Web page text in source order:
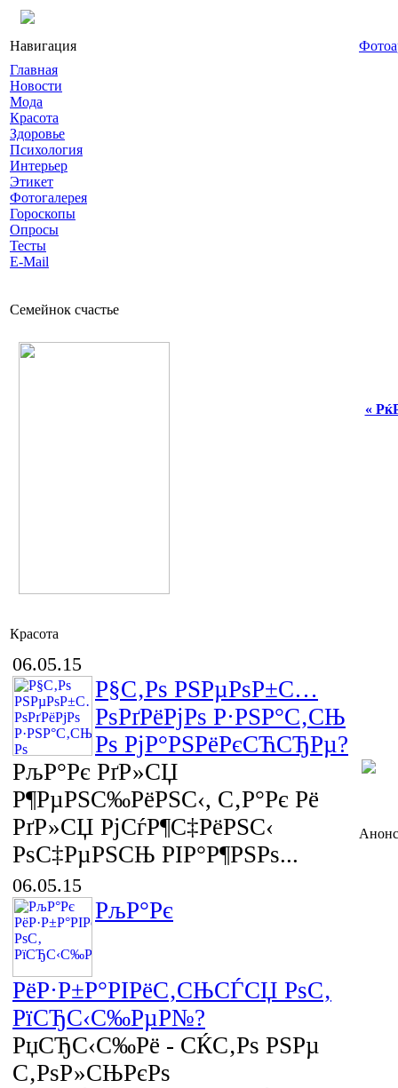
Навигация
Главная
Новости
Мода
Красота
Здоровье
Психология
Интерьер
Этикет
Фотогалерея
Гороскопы
Опросы
Тесты
E-Mail
Семейнок счастье
Красота
06.05.15
Р§С‚Рѕ РЅРµРѕР±С…
РѕРґРёРјРѕ Р·РЅР°С‚СЊ
Рѕ РјР°РЅРёРєСЋСЂРµ?
РљР°Рє РґР»СЏ
Р¶РµРЅС‰РёРЅС‹, С‚Р°Рє Рё
РґР»СЏ РјСѓР¶С‡РёРЅС‹
РѕС‡РµРЅСЊ РІР°Р¶РЅРѕ...
06.05.15
РљР°Рє
РёР·Р±Р°РІРёС‚СЊСЃСЏ РѕС‚
РїСЂС‹С‰РµР№?
РџСЂС‹С‰Рё - СЌС‚Рѕ РЅРµ
С‚РѕР»СЊРєРѕ
«